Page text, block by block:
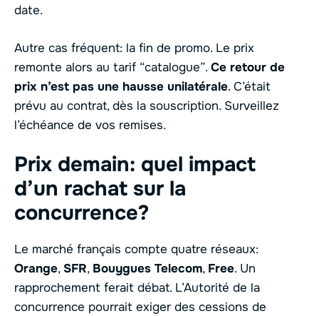
date.
Autre cas fréquent: la fin de promo. Le prix
remonte alors au tarif “catalogue”. Ce retour de
prix n’est pas une hausse unilatérale. C’était
prévu au contrat, dès la souscription. Surveillez
l’échéance de vos remises.
Prix demain: quel impact
d’un rachat sur la
concurrence?
Le marché français compte quatre réseaux:
Orange,SFR, Bouygues Telecom, Free. Un
rapprochement ferait débat. L’Autorité de la
concurrence pourrait exiger des cessions de